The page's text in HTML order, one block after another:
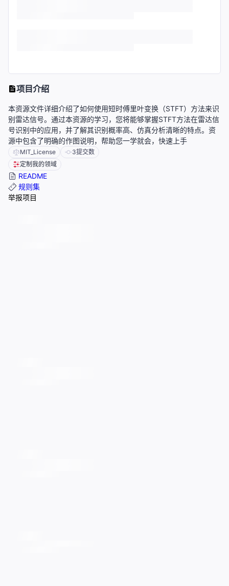
项目介绍
本资源文件详细介绍了如何使用短时傅里叶变换（STFT）方法来识
别雷达信号。通过本资源的学习，您将能够掌握STFT方法在雷达信
号识别中的应用，并了解其识别概率高、仿真分析清晰的特点。资
源中包含了明确的作图说明，帮助您一学就会，快速上手
MIT_License 3提交数
定制我的领域
README
规则集
举报项目